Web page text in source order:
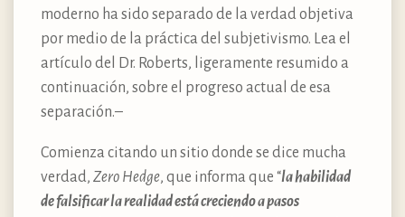
moderno ha sido separado de la verdad objetiva
por medio de la práctica del subjetivismo. Lea el
artículo del Dr. Roberts, ligeramente resumido a
continuación, sobre el progreso actual de esa
separación.–
Comienza citando un sitio donde se dice mucha
verdad, Zero Hedge, que informa que “la habilidad
de falsificar la realidad está creciendo a pasos